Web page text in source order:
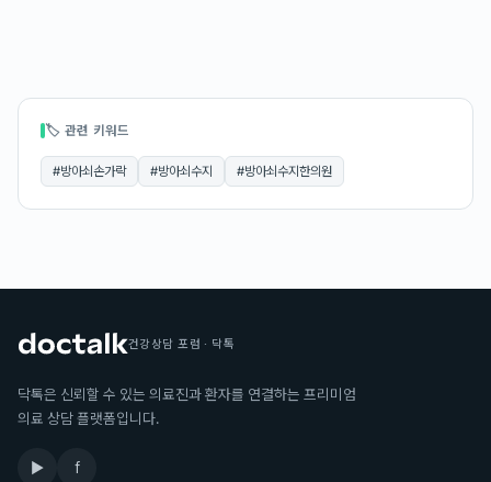
🏷 관련 키워드
#방아쇠손가락 #방아쇠수지 #방아쇠수지한의원
건강상담 포럼 · 닥톡
닥톡은 신뢰할 수 있는 의료진과 환자를 연결하는 프리미엄
의료 상담 플랫폼입니다.
▶ f